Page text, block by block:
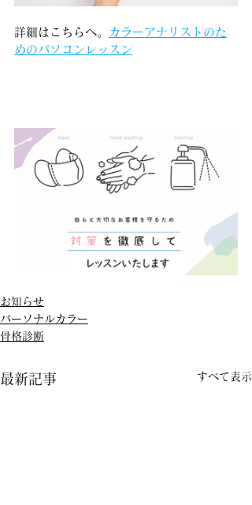
詳細はこちらへ。
カラーアナリストのた
めのパソコンレッスン
お知らせ
パーソナルカラー
骨格診断
最新記事 すべて表示